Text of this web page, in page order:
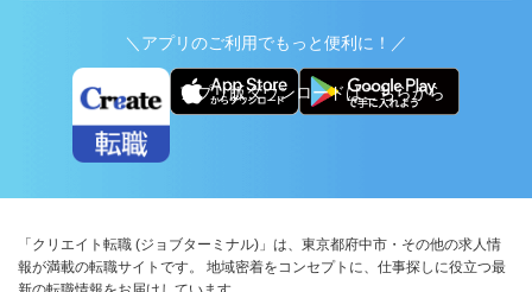
＼アプリのご利用でもっと便利に！／
アプリ版ダウンロードはこちらから
「クリエイト転職 (ジョブターミナル)」は、東京都府中市・その他の求人情
報が満載の転職サイトです。 地域密着をコンセプトに、仕事探しに役立つ最